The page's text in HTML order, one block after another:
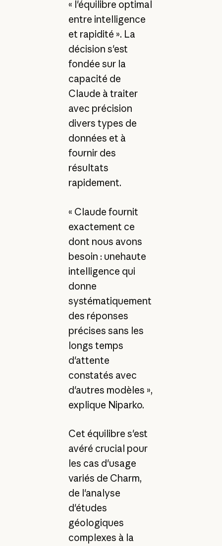
« l'équilibre optimal
entre intelligence
et rapidité ». La
décision s'est
fondée sur la
capacité de
Claude à traiter
avec précision
divers types de
données et à
fournir des
résultats
rapidement.
« Claude fournit
exactement ce
dont nous avons
besoin : unehaute
intelligence qui
donne
systématiquement
des réponses
précises sans les
longs temps
d'attente
constatés avec
d'autres modèles »,
explique Niparko.
Cet équilibre s'est
avéré crucial pour
les cas d'usage
variés de Charm,
de l'analyse
d'études
géologiques
complexes à la